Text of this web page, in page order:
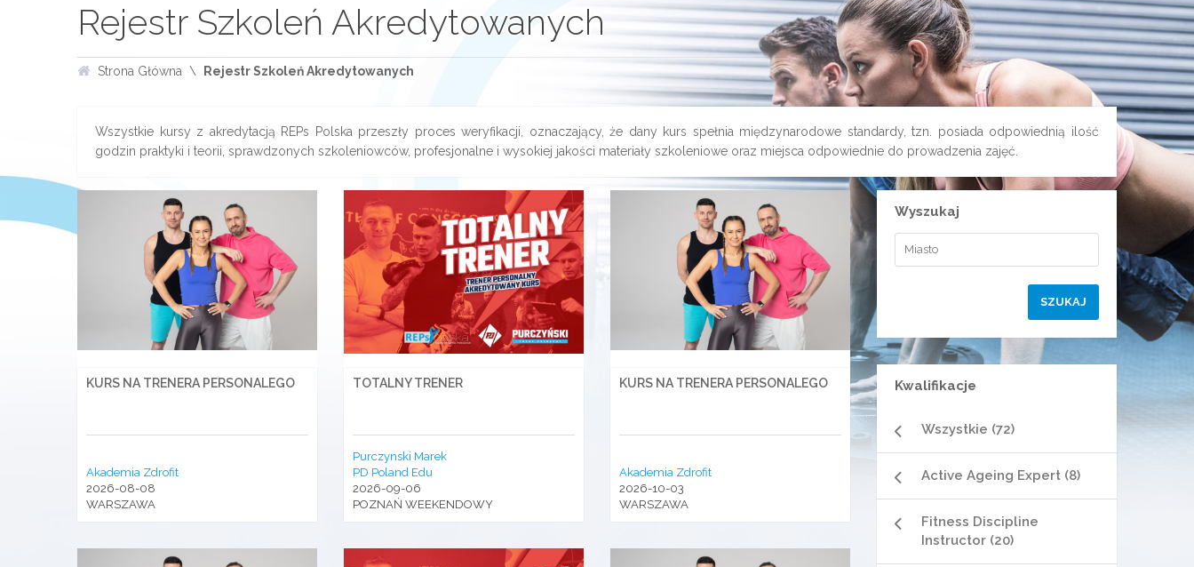
Rejestr Szkoleń Akredytowanych
Strona Główna Rejestr Szkoleń Akredytowanych
Wszystkie kursy z akredytacją REPs Polska przeszły proces weryfikacji, oznaczający, że dany kurs spełnia międzynarodowe standardy, tzn. posiada odpowiednią ilość
godzin praktyki i teorii, sprawdzonych szkoleniowców, profesjonalne i wysokiej jakości materiały szkoleniowe oraz miejsca odpowiednie do prowadzenia zajęć.
KURS NA TRENERA PERSONALEGO
Akademia Zdrofit
2026-08-08
WARSZAWA
TOTALNY TRENER
Purczynski Marek
PD Poland Edu
2026-09-06
POZNAŃ WEEKENDOWY
KURS NA TRENERA PERSONALEGO
Akademia Zdrofit
2026-10-03
WARSZAWA
Wyszukaj
Kwalifikacje
Wszystkie (72)
Active Ageing Expert (8)
Fitness Discipline
Instructor (20)